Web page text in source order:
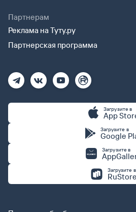
Партнерам
Реклама на Туту.ру
Партнерская программа
Загрузите в
App
Загрузите в
Google
Загрузите в
Загрузите в
RuStore